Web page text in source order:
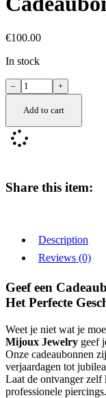
€100.00
In stock
Cadeaubon
á
100,00Add to cart
Share this item:
Description
Reviews (0)
Geef een
Het Perfecte
Weet je niet wat je
Mijoux Jewelry geef
Onze cadeaubonnen
verjaardagen tot
Laat de ontvanger zelf
professionele piercings.